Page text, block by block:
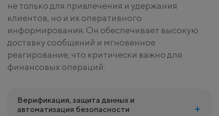
не только для привлечения и удержания
клиентов, но и их оперативного
информирования. Он обеспечивает высокую
доставку сообщений и мгновенное
реагирование, что критически важно для
финансовых операций.
Верификация, защита данных и
автоматизация безопасности